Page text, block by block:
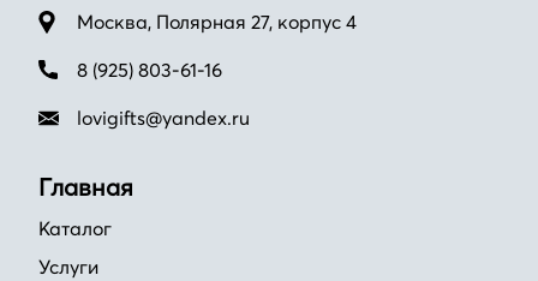
Москва, Полярная 27, корпус 4
8 (925) 803-61-16
lovigifts@yandex.ru
Главная
Каталог
Услуги